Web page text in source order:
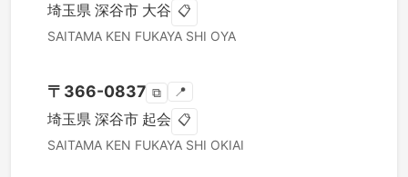
埼玉県 深谷市 大谷 📋
SAITAMA KEN FUKAYA SHI OYA
〒 366-0837 ⧉ 📍
埼玉県 深谷市 起会 📋
SAITAMA KEN FUKAYA SHI OKIAI